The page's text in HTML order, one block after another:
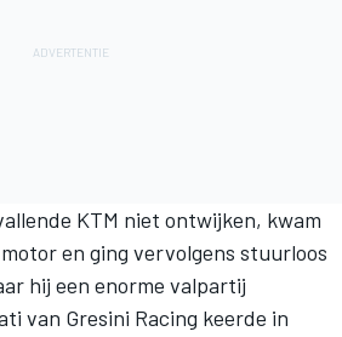
KTM niet ontwijken, kwam
en ging vervolgens stuurloos
hij een enorme valpartij
van Gresini Racing keerde in